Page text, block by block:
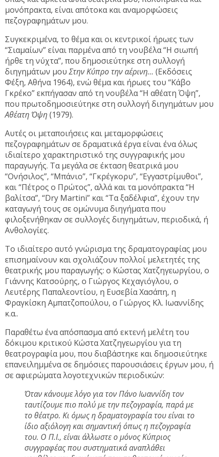
μονόπρακτα, είναι απότοκα και αναμορφώσεις
πεζογραφημάτων μου.
Συγκεκριμένα, το θέμα και οι κεντρικοί ήρωες των
“Σιαμαίων” είναι παρμένα από τη νουβέλα “Η σιωπή
ήρθε τη νύχτα”, που δημοσιεύτηκε στη συλλογή
διηγημάτων μουΣτην Κύπρο την αέρινη… (Εκδόσεις
Φέξη, Αθήνα 1964), ενώ θέμα και ήρωες του “Κάβο
Γκρέκο” εκπήγασαν από τη νουβέλα “Η αθέατη Όψη”,
που πρωτοδημοσιεύτηκε στη συλλογή διηγημάτων μου
Αθέατη Όψη(1979).
Αυτές οι μεταποιήσεις και μεταμορφώσεις
πεζογραφημάτων σε δραματικά έργα είναι ένα όλως
ιδιαίτερο χαρακτηριστικό της συγγραφικής μου
παραγωγής. Τα μεγάλα σε έκταση θεατρικά μου
“Ονήσιλος”, “Μπάνιο”, “Γκρέγκορυ”, “Εγγαστρίμυθοι”,
και “Πέτρος ο Πρώτος”, αλλά και τα μονόπρακτα “Η
βαλίτσα”, “Dry Martini” και “Τα ξαδέλφια”, έχουν την
καταγωγή τους σε ομώνυμα διηγήματα που
φιλοξενήθηκαν σε συλλογές διηγημάτων, περιοδικά, ή
Ανθολογίες.
Το ιδιαίτερο αυτό γνώρισμα της δραματογραφίας μου
επισημαίνουν και σχολιάζουν πολλοί μελετητές της
θεατρικής μου παραγωγής: ο Κώστας Χατζηγεωργίου, ο
Γιάννης Κατσούρης, ο Γιώργος Κεχαγιόγλου, ο
Λευτέρης Παπαλεοντίου, η Ευσεβία Χασάπη, η
Φραγκίσκη Αμπατζοπούλου, ο Γιώργος Κλ. Ιωαννίδης
κ.α..
Παραθέτω ένα απόσπασμα από εκτενή μελέτη του
δόκιμου κριτικού Κώστα Χατζηγεωργίου για τη
θεατρογραφία μου, που διαβάστηκε και δημοσιεύτηκε
επανειλημμένα σε δημόσιες παρουσιάσεις έργων μου, ή
σε αφιερώματα λογοτεχνικών περιοδικών:
Όταν κάνουμε λόγο για τον Πάνο Ιωαννίδη τον
ταυτίζουμε πιο πολύ με την πεζογραφία, παρά με
το θέατρο. Κι όμως η δραματογραφία του είναι το
ίδιο αξιόλογη και σημαντική όπως η πεζογραφία
του. O Π.Ι., είναι άλλωστε ο μόνος Κύπριος
συγγραφέας που συστηματικά αναπλάθει